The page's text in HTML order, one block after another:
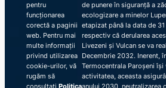
pentru
funcționarea
corectă a paginii
web. Pentru mai
multe informații
privind utilizarea
cookie-urilor, vă
rugăm să
consultați Politica
de punere în siguranță a
ecologizare a minelor
etapizat până la data de
respectiv că derularea
Livezeni și Vulcan se va
Decembrie 2032. Inerent,
Termocentrala Paroșeni
activitatea, aceasta
anului 2030, neutralizarea